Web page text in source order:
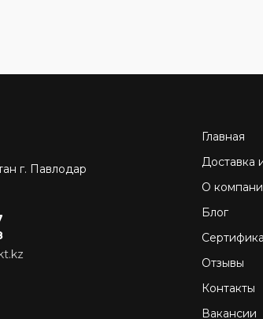
Главная
Доставка
О
Блог
Отзывы
Контакты
Вакансии
г. Павлодар